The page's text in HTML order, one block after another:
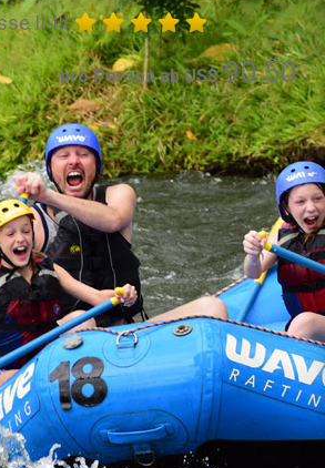
II-III
pro Person ab US$90.50